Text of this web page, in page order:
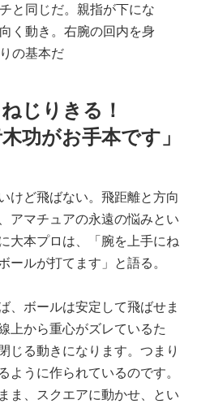
と同じだ。親指が下にな
く動き。右腕の回内を身
の基本だ
じりきる！
功がお手本です」
けど飛ばない。飛距離と方向
アマチュアの永遠の悩みとい
大本プロは、「腕を上手にね
ールが打てます」と語る。
、ボールは安定して飛ばせま
上から重心がズレているた
じる動きになります。つまり
ように作られているのです。
ま、スクエアに動かせ、とい